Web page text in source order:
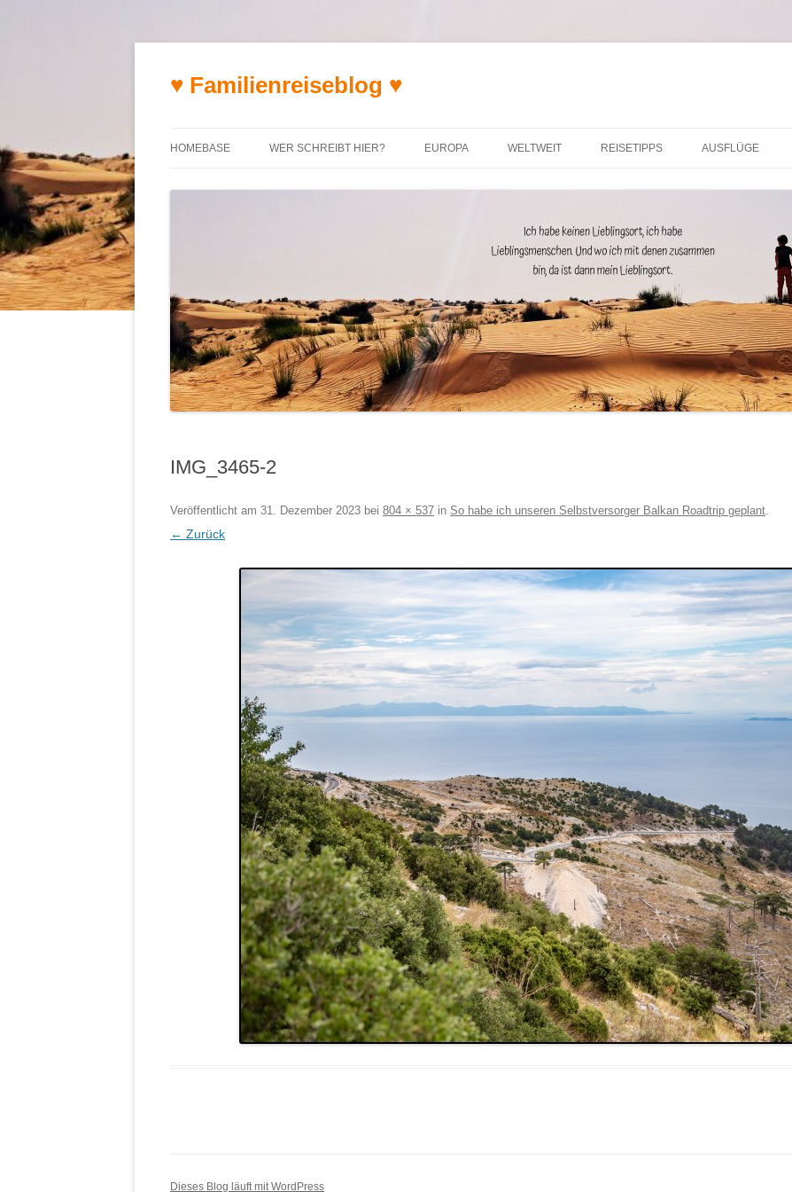
♥ Familienreiseblog ♥
HOMEBASE WER SCHREIBT HIER? EUROPA WELTWEIT REISETIPPS AUSFLÜGE
IMG_3465-2
Veröffentlicht am 31. Dezember 2023 bei 804 × 537 in So habe ich unseren Selbstversorger Balkan Roadtrip geplant.
← Zurück
Dieses Blog läuft mit WordPress